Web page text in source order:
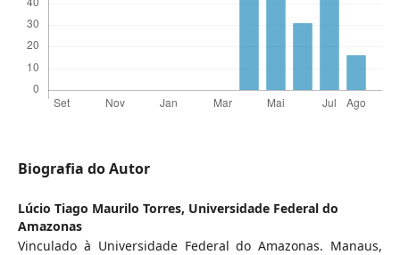
Biografia do Autor
Lúcio Tiago Maurilo Torres, Universidade Federal do
Amazonas
Vinculado à Universidade Federal do Amazonas. Manaus,